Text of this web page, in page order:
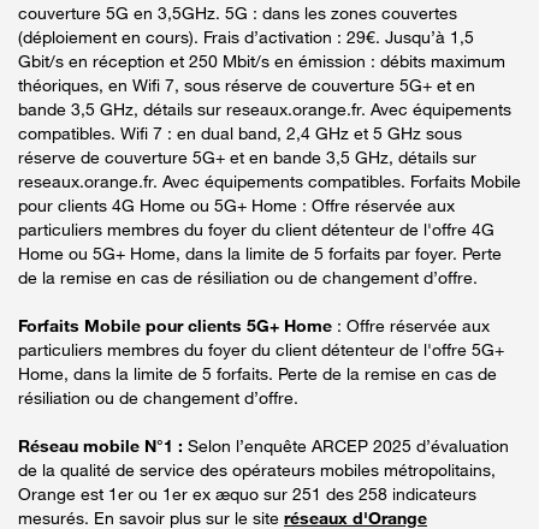
couverture 5G en 3,5GHz. 5G : dans les zones couvertes
(déploiement en cours). Frais d’activation : 29€. Jusqu’à 1,5
Gbit/s en réception et 250 Mbit/s en émission : débits maximum
théoriques, en Wifi 7, sous réserve de couverture 5G+ et en
bande 3,5 GHz, détails sur reseaux.orange.fr. Avec équipements
compatibles. Wifi 7 : en dual band, 2,4 GHz et 5 GHz sous
réserve de couverture 5G+ et en bande 3,5 GHz, détails sur
reseaux.orange.fr. Avec équipements compatibles. Forfaits Mobile
pour clients 4G Home ou 5G+ Home : Offre réservée aux
particuliers membres du foyer du client détenteur de l'offre 4G
Home ou 5G+ Home, dans la limite de 5 forfaits par foyer. Perte
de la remise en cas de résiliation ou de changement d’offre.
Forfaits Mobile pour clients 5G+ Home : Offre réservée aux
particuliers membres du foyer du client détenteur de l'offre 5G+
Home, dans la limite de 5 forfaits. Perte de la remise en cas de
résiliation ou de changement d’offre.
Réseau mobile N°1 : Selon l’enquête ARCEP 2025 d’évaluation
de la qualité de service des opérateurs mobiles métropolitains,
Orange est 1er ou 1er ex æquo sur 251 des 258 indicateurs
mesurés. En savoir plus sur le site réseaux d'Orange